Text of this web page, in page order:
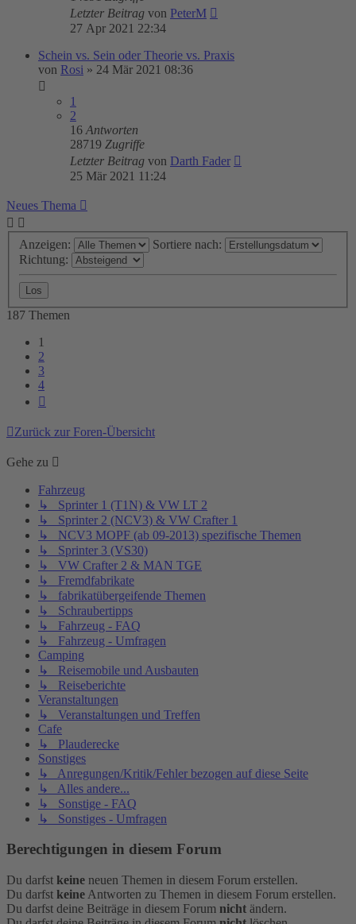
Letzter Beitrag von PeterM
27 Apr 2021 22:34
Schein vs. Sein oder Theorie vs. Praxis
von Rosi » 24 Mär 2021 08:36
1
2
16 Antworten
28719 Zugriffe
Letzter Beitrag von Darth Fader
25 Mär 2021 11:24
Neues Thema
Anzeigen:
Sortiere nach:
Richtung:
187 Themen
1
2
3
4
Zurück zur Foren-Übersicht
Gehe zu
Fahrzeug
↳ Sprinter 1 (T1N) & VW LT 2
↳ Sprinter 2 (NCV3) & VW Crafter 1
↳ NCV3 MOPF (ab 09-2013) spezifische Themen
↳ Sprinter 3 (VS30)
↳ VW Crafter 2 & MAN TGE
↳ Fremdfabrikate
↳ fabrikatübergeifende Themen
↳ Schraubertipps
↳ Fahrzeug - FAQ
↳ Fahrzeug - Umfragen
Camping
↳ Reisemobile und Ausbauten
↳ Reiseberichte
Veranstaltungen
↳ Veranstaltungen und Treffen
Cafe
↳ Plauderecke
Sonstiges
↳ Anregungen/Kritik/Fehler bezogen auf diese Seite
↳ Alles andere...
↳ Sonstige - FAQ
↳ Sonstiges - Umfragen
Berechtigungen in diesem Forum
Du darfst keine neuen Themen in diesem Forum erstellen.
Du darfst keine Antworten zu Themen in diesem Forum erstellen.
Du darfst deine Beiträge in diesem Forum nicht ändern.